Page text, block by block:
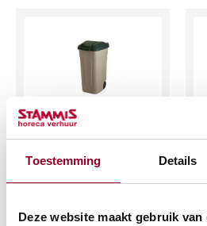
Toestemming Details
Deze website maakt gebruik van
Afvalcontainer
90ltr. Grijs
€5,06
(excl. btw)
€